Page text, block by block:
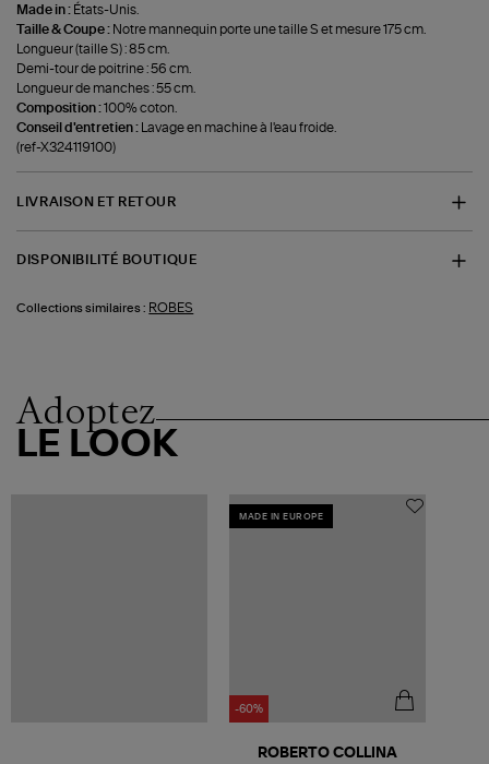
Made in : États-Unis.
Taille & Coupe : Notre mannequin porte une taille S et mesure 175 cm.
Longueur (taille S) : 85 cm.
Demi-tour de poitrine : 56 cm.
Longueur de manches : 55 cm.
Composition :100% coton.
Conseil d'entretien :
Lavage en machine à l'eau froide.
(ref-X324119100)
LIVRAISON ET RETOUR
DISPONIBILITÉ BOUTIQUE
Collections similaires : ROBES
Adoptez
LE LOOK
MADE IN EUROPE
-60%
ROBERTO COLLINA